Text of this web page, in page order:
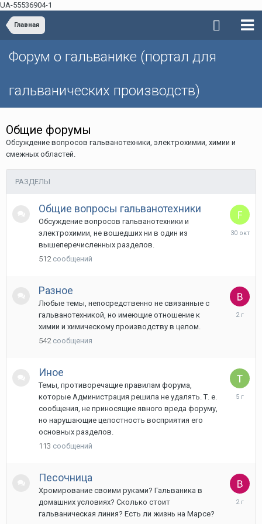
UA-55536904-1
Главная
Форум о гальванике (портал для
гальванических производств)
Общие форумы
Обсуждение вопросов гальванотехники, электрохимии, химии и
смежных областей.
РАЗДЕЛЫ
Общие вопросы гальванотехники
Обсуждение вопросов гальванотехники и
электрохимии, не вошедших ни в один из
вышеперечисленных разделов.
512 сообщений
30
Разное
Любые темы, непосредственно не связанные с
гальванотехникой, но имеющие отношение к
химии и химическому производству в целом.
542 сообщения
24
Иное
Темы, противоречащие правилам форума,
которые Администрация решила не удалять. Т. е.
сообщения, не приносящие явного вреда форуму,
но нарушающие целостность восприятия его
основных разделов.
113 сообщений
24
Песочница
Хромирование своими руками? Гальваника в
домашних условиях? Сколько стоит
гальваническая линия? Есть ли жизнь на Марсе?
20